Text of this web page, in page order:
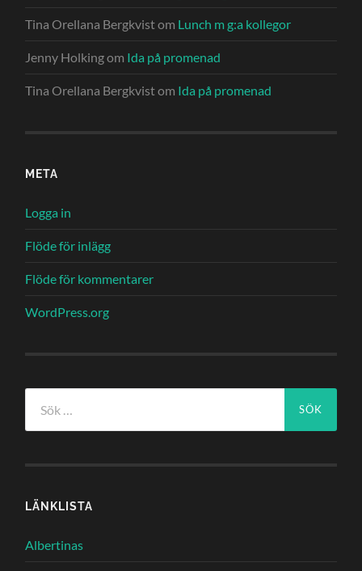
Tina Orellana Bergkvistom Lunch m g:a kollegor
Jenny Holkingom Ida på promenad
Tina Orellana Bergkvistom Ida på promenad
META
Logga in
Flöde för inlägg
Flöde för kommentarer
WordPress.org
efter:
LÄNKLISTA
Albertinas